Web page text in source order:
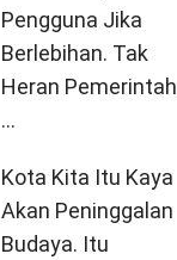
Pengguna Jika
Berlebihan. Tak
Heran Pemerintah
...
Kota Kita Itu Kaya
Akan Peninggalan
Budaya. Itu